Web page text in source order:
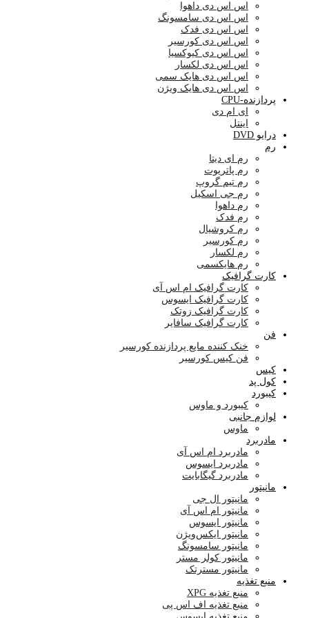
اس اس دی داهوا
اس اس دی سامسونگ
اس اس دی فدک
اس اس دی کورسیر
اس اس دی کیوکسیا
اس اس دی لکسار
اس اس دی هایک سمی
اس اس دی هایک ویژن
پردازنده-CPU
ای ام دی
اینتل
درایو DVD
رم
رم ای دیتا
رم پاتریوت
رم تیم گروپ
رم جی اسکیل
رم داهوا
رم فدک
رم کروشیال
رم کورسیر
رم لکسار
رم هایکسمی
کارت گرافیک
کارت گرافیک ام اس آی
کارت گرافیک ایسوس
کارت گرافیک زوتک
کارت گرافیک سافایر
فن
خنک کننده مایع پردازنده کورسیر
فن کیس کورسیر
کیس
کول پد
کیبورد
کیبورد و ماوس
لوازم جانبی
ماوس
مادربرد
مادربرد ام اس آی
مادربرد ایسوس
مادربرد گیگابایت
مانیتور
مانیتور ال جی
مانیتور ام اس آی
مانیتور ایسوس
مانیتور ایکس‌ویژن
مانیتور سامسونگ
مانیتور کولر مستر
مانیتور مسترتک
منبع تغذیه
منبع تغذیه XPG
منبع تغذیه اف اس پی